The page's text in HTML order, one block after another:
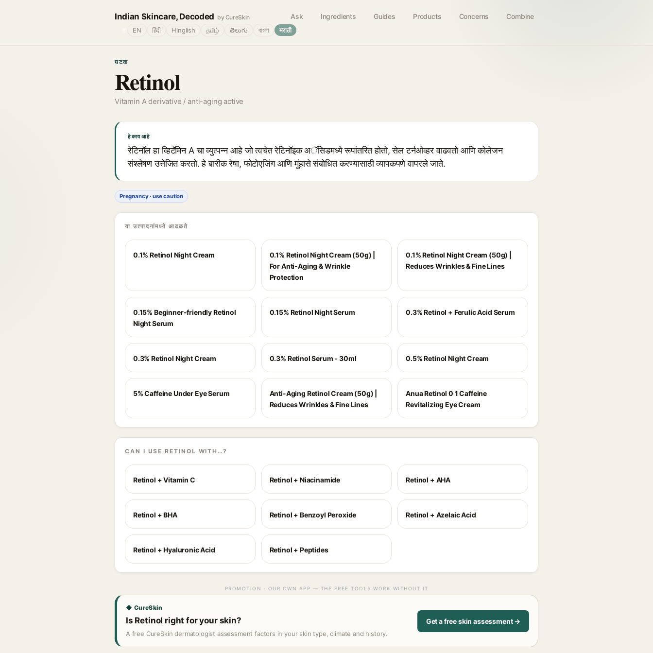
Indian Skincare, Decoded by CureSkin Ask Ingredients Guides Products Concerns Combine
EN हिंदी Hinglish தமிழ் తెలుగు বাংলা मराठी
घटक
Retinol
Vitamin A derivative / anti-aging active
हे काय आहे
रेटिनॉल हा व्हिटॅमिन A चा व्युत्पन्न आहे जो त्वचेत रेटिनॉइक अॅसिडमध्ये रूपांतरित होतो, सेल टर्नओव्हर वाढवतो आणि कोलेजन
संश्लेषण उत्तेजित करतो. हे बारीक रेषा, फोटोएजिंग आणि मुंहासे संबोधित करण्यासाठी व्यापकपणे वापरले जाते.
Pregnancy · use caution
या उत्पादनांमध्ये आढळते
0.1% Retinol Night Cream
0.1% Retinol Night Cream (50g) |
For Anti-Aging & Wrinkle
Protection
0.1% Retinol Night Cream (50g) |
Reduces Wrinkles & Fine Lines
0.15% Beginner-friendly Retinol
Night Serum
0.15% Retinol Night Serum 0.3% Retinol + Ferulic Acid Serum
0.3% Retinol Night Cream 0.3% Retinol Serum - 30ml 0.5% Retinol Night Cream
5% Caffeine Under Eye Serum
Anti-Aging Retinol Cream (50g) |
Reduces Wrinkles & Fine Lines
Anua Retinol 0 1 Caffeine
Revitalizing Eye Cream
CAN I USE RETINOL WITH…?
Retinol + Vitamin C Retinol + Niacinamide Retinol + AHA
Retinol + BHA Retinol + Benzoyl Peroxide Retinol + Azelaic Acid
Retinol + Hyaluronic Acid Retinol + Peptides
PROMOTION · OUR OWN APP — THE FREE TOOLS WORK WITHOUT IT
◆ CureSkin
Is Retinol right for your skin?
A free CureSkin dermatologist assessment factors in your skin type, climate and history.
Get a free skin assessment →